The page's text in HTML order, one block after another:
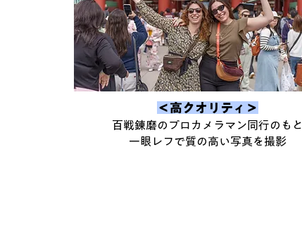
​＜高クオリティ＞
百戦錬磨のプロカメラマン同行のもと
一眼レフで質の高い写真を撮影